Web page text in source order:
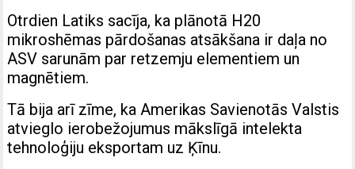
Otrdien Latiks sacīja, ka plānotā H20
mikroshēmas pārdošanas atsākšana ir daļa no
ASV sarunām par retzemju elementiem un
magnētiem.
Tā bija arī zīme, ka Amerikas Savienotās Valstis
atvieglo ierobežojumus mākslīgā intelekta
tehnoloģiju eksportam uz Ķīnu.